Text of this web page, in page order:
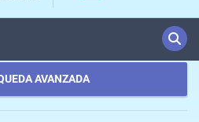
AVANZADA